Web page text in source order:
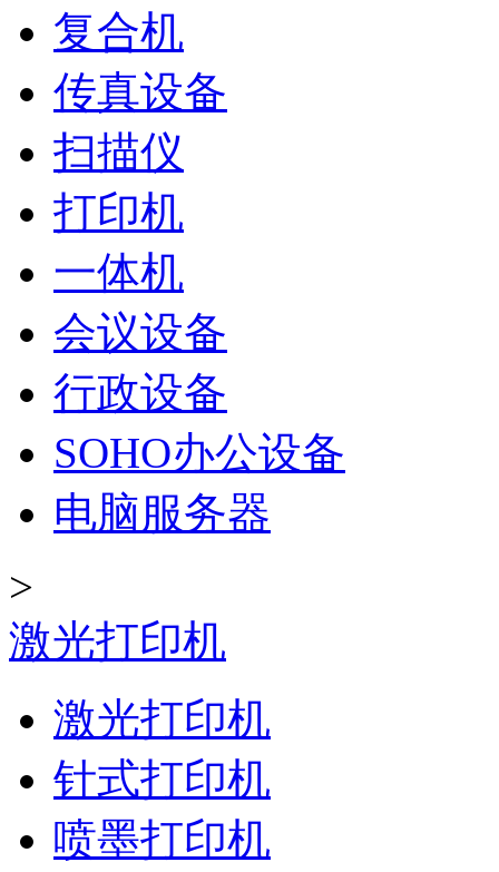
复合机
传真设备
扫描仪
打印机
一体机
会议设备
行政设备
SOHO办公设备
电脑服务器
>
激光打印机
激光打印机
针式打印机
喷墨打印机